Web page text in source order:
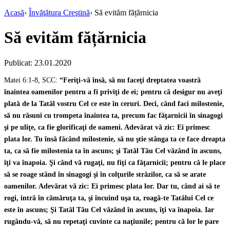
Acasă› Învăţătura Creştină› Să evităm fățărnicia
Să evităm fățărnicia
Publicat: 23.01.2020
Matei 6:1-8, SCC: “Feriţi-vă însă, să nu faceţi dreptatea voastră
înaintea oamenilor pentru a fi priviţi de ei; pentru că desigur nu aveţi
plată de la Tatăl vostru Cel ce este în ceruri. Deci, când faci milostenie,
să nu răsuni cu trompeta înaintea ta, precum fac făţarnicii în sinagogi
şi pe uliţe, ca fie glorificaţi de oameni. Adevărat vă zic: Ei primesc
plata lor. Tu însă făcând milostenie, să nu ştie stânga ta ce face dreapta
ta, ca să fie milostenia ta în ascuns; şi Tatăl Tău Cel văzând în ascuns,
îţi va înapoia. Şi când vă rugaţi, nu fiţi ca făţarnicii; pentru că le place
să se roage stând în sinagogi şi în colţurile străzilor, ca să se arate
oamenilor. Adevărat vă zic: Ei primesc plata lor. Dar tu, când ai să te
rogi, intră în cămăruţa ta, şi încuind uşa ta, roagă-te Tatălui Cel ce
este în ascuns; Şi Tatăl Tău Cel văzând în ascuns, îţi va înapoia. Iar
rugându-vă, să nu repetaţi cuvinte ca naţiunile; pentru că lor le pare